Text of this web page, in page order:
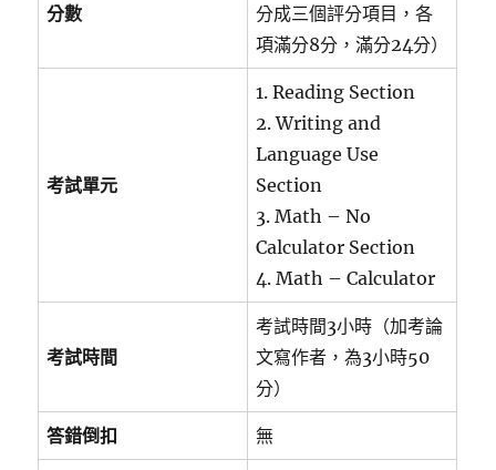
分數
分成三個評分項目，各
項滿分8分，滿分24分）
考試單元
1. Reading Section
2. Writing and
Language Use
Section
3. Math – No
Calculator Section
4. Math – Calculator
考試時間
考試時間3小時（加考論
文寫作者，為3小時50
分）
答錯倒扣 無